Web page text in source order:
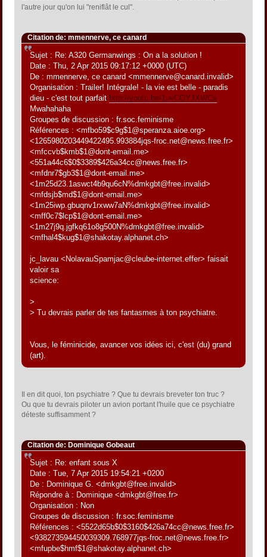
l'autre jour qu'on lui "reniflât le cul".
Citation de: mmennerve, ce canard
Sujet : Re: A320 Germanwings : On a la solution !
Date : Thu, 2 Apr 2015 09:17:12 +0000 (UTC)
De : mmennerve, ce canard <mmennerve@canard.invalid>
Organisation : Trailer! Intégrale! - la vie est belle - paradis
dieu - c'est tout parfait http://youtu.be/1uvCOYJXWCs
Mwahahaha
Groupes de discussion : fr.soc.feminisme
Références : <mfbo59$c9g$1@speranza.aioe.org>
<1265980203449422495.993884jqs-froc.net@news.free.fr>
<mfccvb$kmb$1@dont-email.me>
<551a44c6$0$3389$426a34cc@news.free.fr>
<mfdnr7$gb3$1@dont-email.me>
<1m25d23.1aswct4b9qu6cN%dmkgbt@free.invalid>
<mfdsjb$md$1@dont-email.me>
<1m25iwp.gbuqnv1rxww7aN%dmkgbt@free.invalid>
<mff0c7$lcp$1@dont-email.me>
<1m27j9q.jgfkq61o8g500N%dmkgbt@free.invalid>
<mfhal4$kug$1@shakotay.alphanet.ch>
jc_lavau <NolavauSpamjac@cleube-internet.effer> faisait
valoir sa
science:
>
> Tu devrais parler de tes fantasmes à ton psychiatre.
Vous, le féminicide, avancer vos idées ici, c'est (du) grand
(art).
Il en dit quoi, ton psychiatre ? Que tu devrais breveter ton truc ?
Ou que tu devrais piloter un avion portant l'huile que ce psychiatre
déteste suffisamment ?
Citation de: Dominique Gobeaut
Sujet : Re: enfant sous X
Date : Tue, 7 Apr 2015 19:54:21 +0200
De : Dominique G. <dmkgbt@free.invalid>
Répondre à : Dominique <dmkgbt@free.fr>
Organisation : Non
Groupes de discussion : fr.soc.feminisme
Références : <5522d65b$0$3160$426a74cc@news.free.fr>
<938273594450039309.768977jqs-froc.net@news.free.fr>
<mfupbe$hmf$1@shakotay.alphanet.ch>